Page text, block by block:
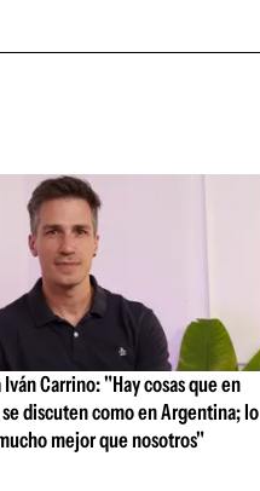
Carrino: "Hay cosas que en
discuten como en Argentina; lo
mejor que nosotros"